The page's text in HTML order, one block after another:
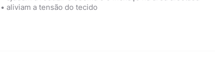
• aliviam a tensão do tecido